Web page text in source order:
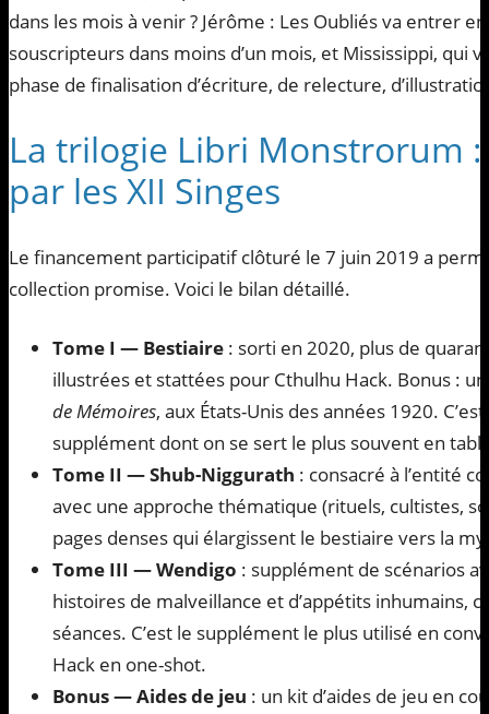
dans les mois à venir ? Jérôme : Les Oubliés va entrer
souscripteurs dans moins d’un mois, et Mississippi, qui
phase de finalisation d’écriture, de relecture,
La trilogie Libri Monstrorum
par les XII Singes
Le financement participatif clôturé le 7 juin 2019 a
collection promise. Voici le bilan détaillé.
Tome I — Bestiaire : sorti en 2020, plus de
illustrées et stattées pour Cthulhu Hack. Bonus :
de Mémoires, aux États-Unis des années 1920.
supplément dont on se sert le plus souvent en
Tome II — Shub-Niggurath : consacré à l’entité
avec une approche thématique (rituels, cultistes,
pages denses qui élargissent le bestiaire vers la
Tome III — Wendigo : supplément de scénarios
histoires de malveillance et d’appétits inhumains,
séances. C’est le supplément le plus utilisé en
Hack en one-shot.
Bonus — Aides de jeu : un kit d’aides de jeu en